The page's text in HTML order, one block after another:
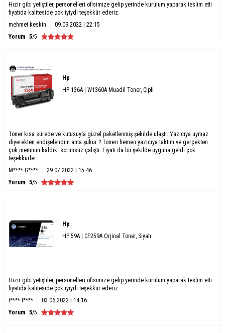
Hızır gibi yetiştiler, personelleri ofisimize gelip yerinde kurulum yaparak teslim etti
fiyatıda kaliteside çok iyiydi teşekkür ederiz.
mehmet keskin
09.09.2022 | 22:15
Yorum 5/5
Hp
HP 136A | W1360A Muadil Toner, Çipli
Toner kısa sürede ve kutusuyla güzel paketlenmiş şekilde ulaştı. Yazıcıya uymaz
diyerekten endişelendim ama şükür ? Toneri hemen yazıcıya taktım ve gerçekten
çok memnun kaldık. sorunsuz çalıştı. Fiyatı da bu şekilde uyguna geldi çok
teşekkürler
M**** G****
29.07.2022 | 15:46
Yorum 5/5
Hp
HP 59A | CF259A Orjinal Toner, Siyah
Hızır gibi yetiştiler, personelleri ofisimize gelip yerinde kurulum yaparak teslim etti
fiyatıda kaliteside çok iyiydi teşekkür ederiz.
t**** t****
03.06.2022 | 14:16
Yorum 5/5